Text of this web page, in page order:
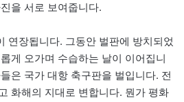
을 서로 보여줍니다.
연장됩니다. 그동안 벌판에 방치되었
게 오가며 수습하는 날이 이어집니
은 국가 대항 축구판을 벌입니다. 전
화해의 지대로 변합니다. 뭔가 평화